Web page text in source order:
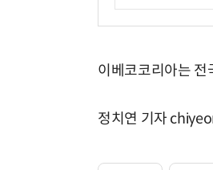
이베코코리아는
정치연 기자